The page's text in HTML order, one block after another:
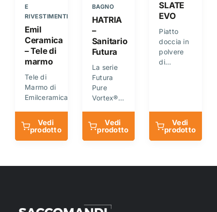
Emil
Ceramica
– Tele di
marmo
Tele di
Marmo di
Emilceramica…
Vedi
prodotto
HATRIA
–
Sanitario
Futura
La serie
Futura
Pure
Vortex®…
Vedi
prodotto
SLATE
EVO
Piatto
doccia in
polvere
di…
Vedi
prodotto